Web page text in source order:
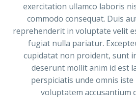
exercitation ullamco laboris
commodo consequat. Duis
reprehenderit in voluptate velit
fugiat nulla pariatur.
cupidatat non proident, sunt
deserunt mollit anim id est
perspiciatis unde omnis
voluptatem accusantium